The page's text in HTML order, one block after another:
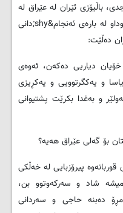
باڵیۆزی ئێران لە عێراق لە
وەڵامی پرسیارەکانی تۆڕی میدیاییی رووداو لە بارەی ئەنجام&shy;دانی
دەڵێت:
دیاریی دەکەن، ئەوەی
و یەکگرتوویی و یەکڕیزی
و بەغدا بکرێت پشتیوانی
بۆ گەلی عێراق هەیە؟
پیرۆزبایی لە خەڵکی
شاد و سەرکەوتوو بن،
دەبنە حاجی و سەردانی